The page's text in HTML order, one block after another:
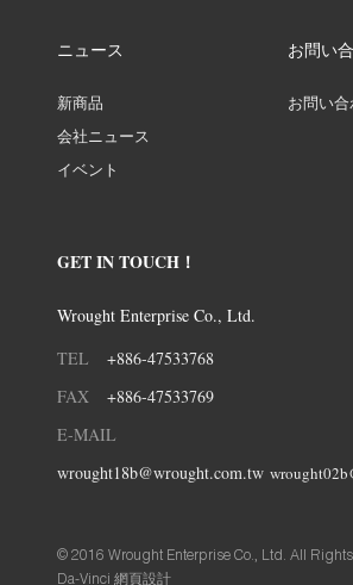
ニュース
新商品
会社ニュース
イベント
お問い
お問い
GET IN TOUCH！
Wrought Enterprise Co., Ltd.
TEL
+886-47533768
FAX
+886-47533769
E-MAIL
wrought18b@wrought.com.tw
© 2016 Wrought Enterprise Co., Ltd. All
Da-Vinci 網頁設計